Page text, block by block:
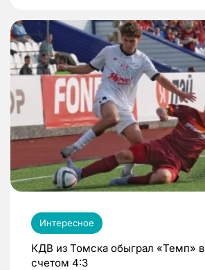
Интересное
КДВ из Томска обыграл «Темп»
счетом 4:3